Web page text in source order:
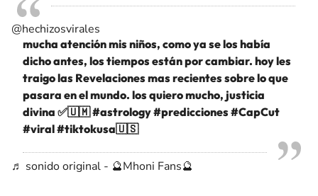
@hechizosvirales
mucha atención mis niños, como ya se los había
dicho antes, los tiempos están por cambiar. hoy les
traigo las Revelaciones mas recientes sobre lo que
pasara en el mundo. los quiero mucho, justicia
divina ✅️🇺🇲#astrology#predicciones#CapCut
#viral#tiktokusa🇺🇸
♬ sonido original - 🔮Mhoni Fans🔮